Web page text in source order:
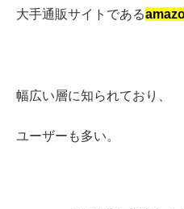
大手通販サイトである
幅広い層に知られており、
ユーザーも多い。